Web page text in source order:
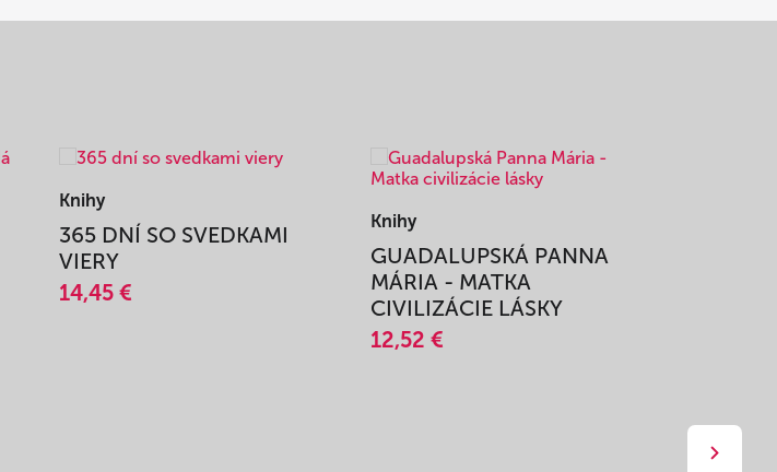
Knihy
365 DNÍ SO SVEDKAMI
VIERY
14,45 €
Knihy
GUADALUPSKÁ PANNA
MÁRIA - MATKA
CIVILIZÁCIE LÁSKY
12,52 €